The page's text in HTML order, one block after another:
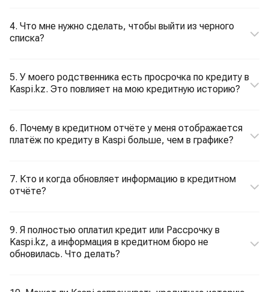
4. Что мне нужно сделать, чтобы выйти из черного
списка?
5. У моего родственника есть просрочка по кредиту в
Kaspi.kz. Это повлияет на мою кредитную историю?
6. Почему в кредитном отчёте у меня отображается
платёж по кредиту в Kaspi больше, чем в графике?
7. Кто и когда обновляет информацию в кредитном
отчёте?
9. Я полностью оплатил кредит или Рассрочку в
Kaspi.kz, а информация в кредитном бюро не
обновилась. Что делать?